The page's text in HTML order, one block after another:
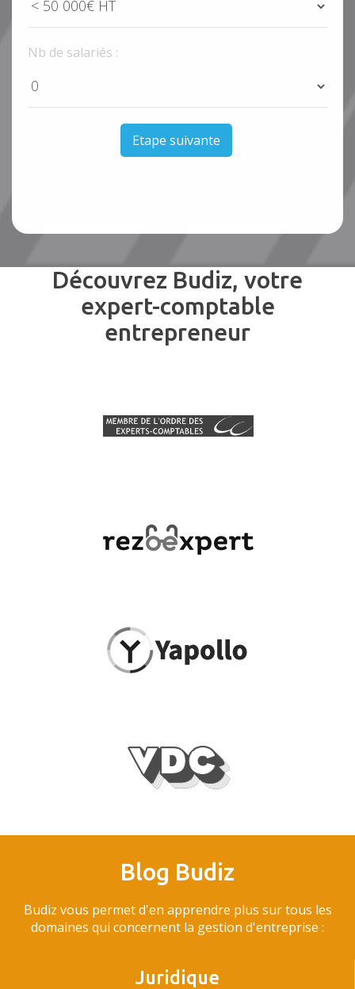
Nb de salariés :
Etape suivante
Découvrez Budiz, votre
expert-comptable
entrepreneur
Blog Budiz
Budiz vous permet d'en apprendre plus sur tous les
domaines qui concernent la gestion d'entreprise :
Juridique